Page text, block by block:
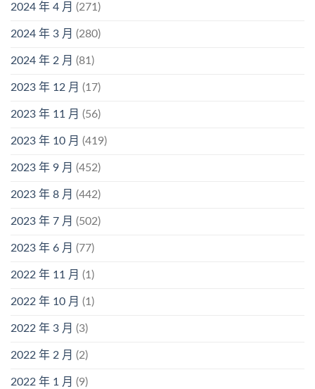
2024 年 4 月 (271)
2024 年 3 月 (280)
2024 年 2 月 (81)
2023 年 12 月 (17)
2023 年 11 月 (56)
2023 年 10 月 (419)
2023 年 9 月 (452)
2023 年 8 月 (442)
2023 年 7 月 (502)
2023 年 6 月 (77)
2022 年 11 月 (1)
2022 年 10 月 (1)
2022 年 3 月 (3)
2022 年 2 月 (2)
2022 年 1 月 (9)